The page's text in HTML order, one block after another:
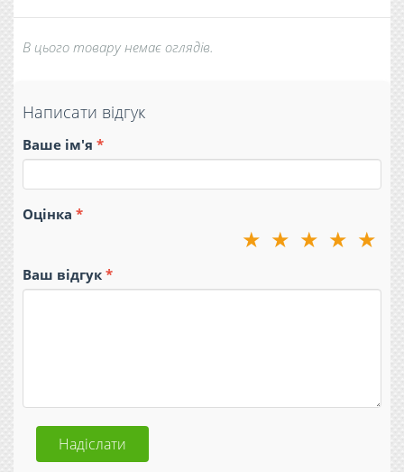
В цього товару немає оглядів.
Написати відгук
Ваше ім'я
Оцінка
★
★
★
★
★
Ваш відгук
Надіслати